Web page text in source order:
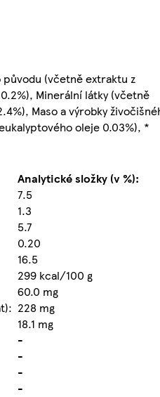
(včetně extraktu z
Minerální látky (včetně
Maso a výrobky
oleje 0.03%), *
Analytické složky (v %):
7.5
1.3
5.7
0.20
16.5
299 kcal/100 g
60.0 mg
228 mg
18.1 mg
-
-
-
-